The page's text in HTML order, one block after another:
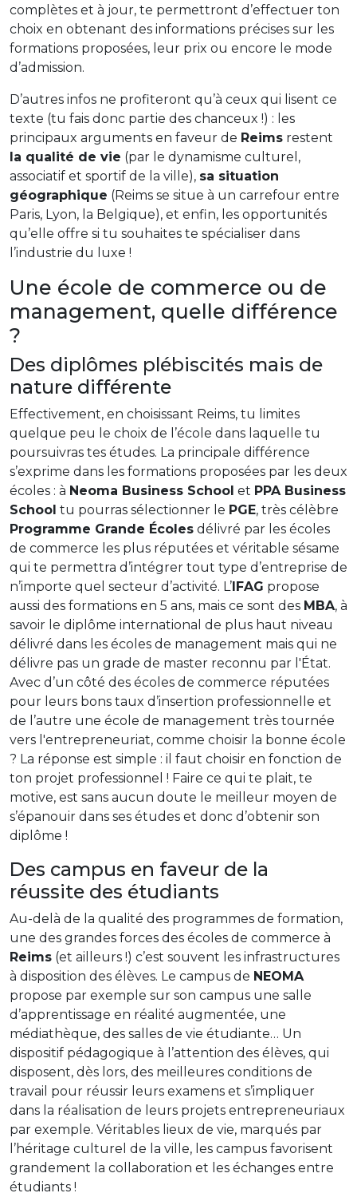
complètes et à jour, te permettront d’effectuer ton
choix en obtenant des informations précises sur les
formations proposées, leur prix ou encore le mode
d’admission.
D’autres infos ne profiteront qu’à ceux qui lisent ce
texte (tu fais donc partie des chanceux !) : les
principaux arguments en faveur de Reims restent
la qualité de vie (par le dynamisme culturel,
associatif et sportif de la ville), sa situation
géographique (Reims se situe à un carrefour entre
Paris, Lyon, la Belgique), et enfin, les opportunités
qu’elle offre si tu souhaites te spécialiser dans
l’industrie du luxe !
Une école de commerce ou de
management, quelle différence
?
Des diplômes plébiscités mais de
nature différente
Effectivement, en choisissant Reims, tu limites
quelque peu le choix de l’école dans laquelle tu
poursuivras tes études. La principale différence
s’exprime dans les formations proposées par les deux
écoles : à Neoma Business School et PPA Business
School tu pourras sélectionner le PGE, très célèbre
Programme Grande Écoles délivré par les écoles
de commerce les plus réputées et véritable sésame
qui te permettra d’intégrer tout type d’entreprise de
n’importe quel secteur d’activité. L’IFAG propose
aussi des formations en 5 ans, mais ce sont des MBA, à
savoir le diplôme international de plus haut niveau
délivré dans les écoles de management mais qui ne
délivre pas un grade de master reconnu par l'État.
Avec d’un côté des écoles de commerce réputées
pour leurs bons taux d’insertion professionnelle et
de l’autre une école de management très tournée
vers l'entrepreneuriat, comme choisir la bonne école
? La réponse est simple : il faut choisir en fonction de
ton projet professionnel ! Faire ce qui te plait, te
motive, est sans aucun doute le meilleur moyen de
s’épanouir dans ses études et donc d’obtenir son
diplôme !
Des campus en faveur de la
réussite des étudiants
Au-delà de la qualité des programmes de formation,
une des grandes forces des écoles de commerce à
Reims (et ailleurs !) c’est souvent les infrastructures
à disposition des élèves. Le campus de NEOMA
propose par exemple sur son campus une salle
d’apprentissage en réalité augmentée, une
médiathèque, des salles de vie étudiante… Un
dispositif pédagogique à l’attention des élèves, qui
disposent, dès lors, des meilleures conditions de
travail pour réussir leurs examens et s’impliquer
dans la réalisation de leurs projets entrepreneuriaux
par exemple. Véritables lieux de vie, marqués par
l’héritage culturel de la ville, les campus favorisent
grandement la collaboration et les échanges entre
étudiants !